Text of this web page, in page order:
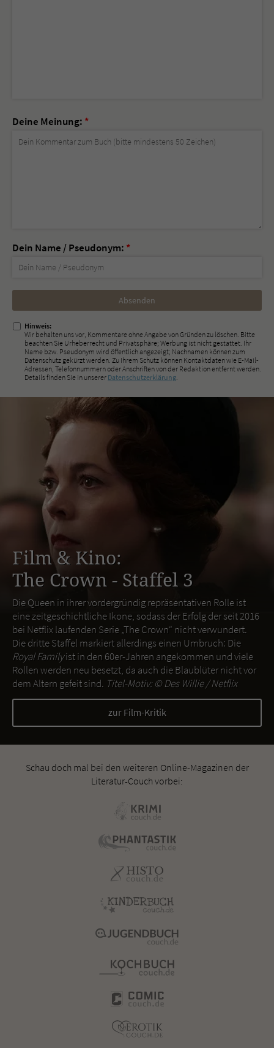
Deine Meinung: *
Dein Name / Pseudonym: *
Nicht
ausfüllen!
Hinweis:
Wir behalten uns vor, Kommentare ohne Angabe von Gründen zu löschen. Bitte
beachten Sie Urheberrecht und Privatsphäre; Werbung ist nicht gestattet. Ihr
Name bzw. Pseudonym wird öffentlich angezeigt; Nachnamen können zum
Datenschutz gekürzt werden. Zu Ihrem Schutz können Kontaktdaten wie E-Mail-
Adressen, Telefonnummern oder Anschriften von der Redaktion entfernt werden.
Details finden Sie in unserer Datenschutzerklärung.
Film & Kino:
The Crown - Staffel 3
Die Queen in ihrer vordergründig repräsentativen Rolle ist
eine zeitgeschichtliche Ikone, sodass der Erfolg der seit 2016
bei Netflix laufenden Serie „The Crown“ nicht verwundert.
Die dritte Staffel markiert allerdings einen Umbruch: Die
Royal Familyist in den 60er-Jahren angekommen und viele
Rollen werden neu besetzt, da auch die Blaublüter nicht vor
dem Altern gefeit sind. Titel-Motiv: ©Des Willie / Netflix
zur Film-Kritik
Schau doch mal bei den weiteren Online-Magazinen der
Literatur-Couch vorbei: